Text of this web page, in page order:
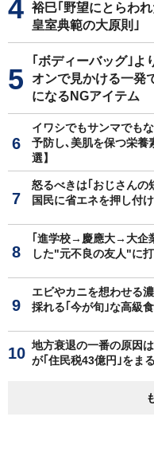
裕巳｢野望にとらわ
皇室典範の大原則｣
｢ボディーバッグ｣
オンで見かける一発
になるNGアイテム
イワシでもサンマでも
予防し､美肌を保つ栄養
選】
怒るべきは｢おじさん
国民に省エネを押し付
｢進学校→慶應大→大企
した"元不良の友人"に
エビやカニを想わせる
採れる｢今が旬｣な高級
地方衰退の一番の原因
が｢住民税43億円｣をま